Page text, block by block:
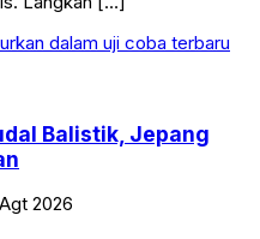
Balistik, Jepang
2026